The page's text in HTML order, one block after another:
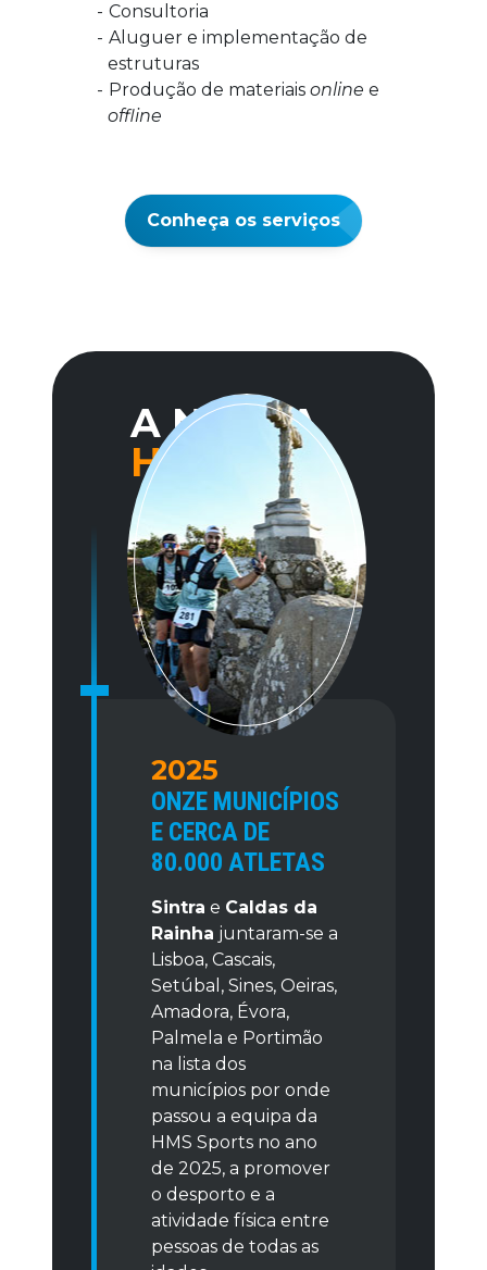
Consultoria
Aluguer e implementação de
estruturas
Produção de materiaisonline e
offline
Conheça os serviços
A NOSSA
HISTÓRIA
2025
ONZE MUNICÍPIOS
E CERCA DE
80.000 ATLETAS
Sintra e Caldas da
Rainha juntaram-se a
Lisboa, Cascais,
Setúbal, Sines, Oeiras,
Amadora, Évora,
Palmela e Portimão
na lista dos
municípios por onde
passou a equipa da
HMS Sports no ano
de 2025, a promover
o desporto e a
atividade física entre
pessoas de todas as